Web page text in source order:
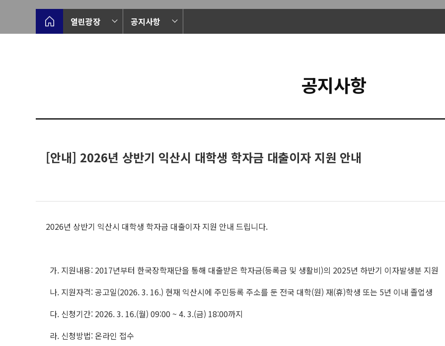
열린광장 공지사항
공지사항
[안내] 2026년 상반기 익산시 대학생 학자금 대출이자 지원 안내
2026년 상반기 익산시 대학생 학자금 대출이자 지원 안내 드립니다.
가. 지원내용: 2017년부터 한국장학재단을 통해 대출받은 학자금(등록금 및 생활비)의 2025년 하반기 이자발생분 지원
나. 지원자격: 공고일(2026. 3. 16.) 현재 익산시에 주민등록 주소를 둔 전국 대학(원) 재(휴)학생 또는 5년 이내 졸업생
다. 신청기간: 2026. 3. 16.(월) 09:00 ~ 4. 3.(금) 18:00까지
라. 신청방법: 온라인 접수